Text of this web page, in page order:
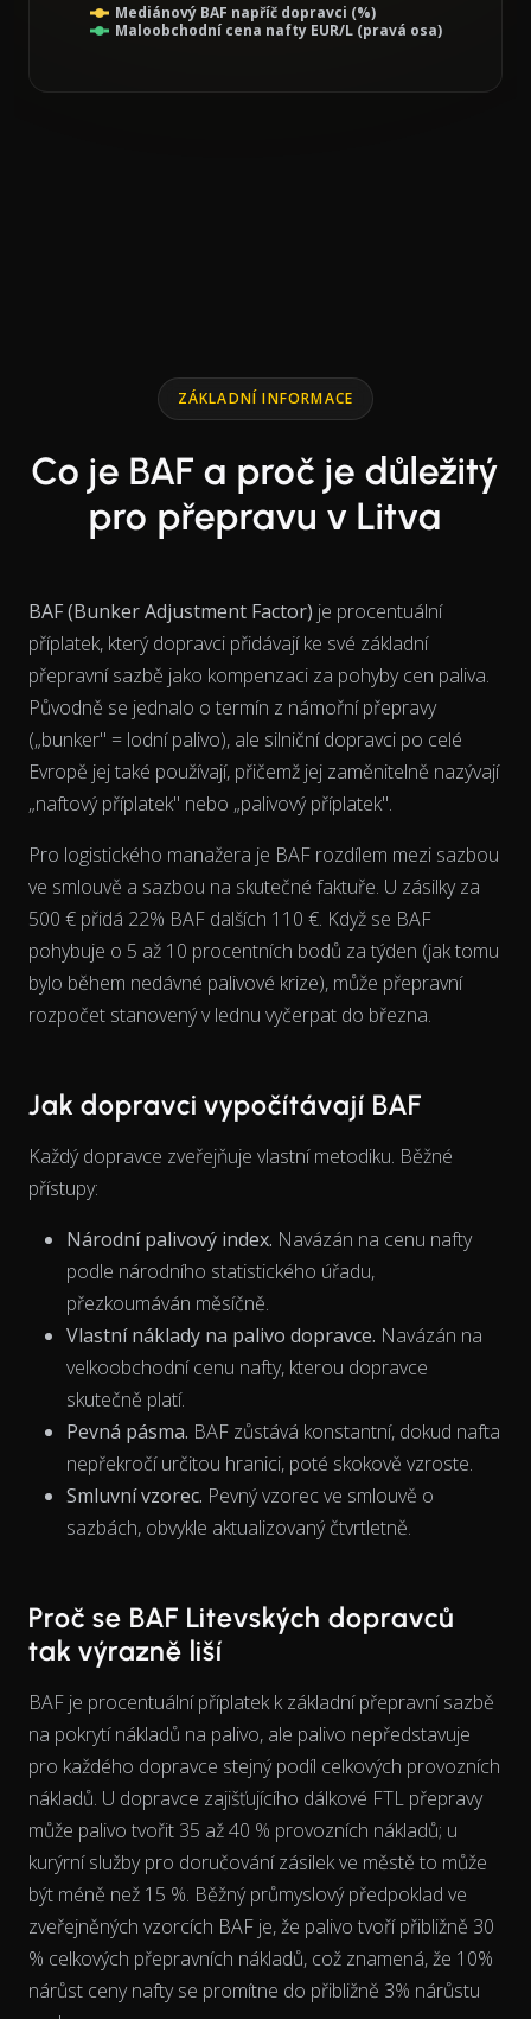
Line chart with 2 lines.
View as data table, Chart
Mediánový BAF napříč dopravci (%)
Maloobchodní cena nafty EUR/L (pravá osa)
ZÁKLADNÍ INFORMACE
Co je BAF a proč je důležitý
pro přepravu v Litva
BAF (Bunker Adjustment Factor) je procentuální
příplatek, který dopravci přidávají ke své základní
přepravní sazbě jako kompenzaci za pohyby cen paliva.
Původně se jednalo o termín z námořní přepravy
(„bunker" = lodní palivo), ale silniční dopravci po celé
Evropě jej také používají, přičemž jej zaměnitelně nazývají
„naftový příplatek" nebo „palivový příplatek".
Pro logistického manažera je BAF rozdílem mezi sazbou
ve smlouvě a sazbou na skutečné faktuře. U zásilky za
500 € přidá 22% BAF dalších 110 €. Když se BAF
pohybuje o 5 až 10 procentních bodů za týden (jak tomu
bylo během nedávné palivové krize), může přepravní
rozpočet stanovený v lednu vyčerpat do března.
Jak dopravci vypočítávají BAF
Každý dopravce zveřejňuje vlastní metodiku. Běžné
přístupy:
Národní palivový index. Navázán na cenu nafty
podle národního statistického úřadu,
přezkoumáván měsíčně.
Vlastní náklady na palivo dopravce. Navázán na
velkoobchodní cenu nafty, kterou dopravce
skutečně platí.
Pevná pásma. BAF zůstává konstantní, dokud nafta
nepřekročí určitou hranici, poté skokově vzroste.
Smluvní vzorec. Pevný vzorec ve smlouvě o
sazbách, obvykle aktualizovaný čtvrtletně.
Proč se BAF Litevských dopravců
tak výrazně liší
BAF je procentuální příplatek k základní přepravní sazbě
na pokrytí nákladů na palivo, ale palivo nepředstavuje
pro každého dopravce stejnýpodíl celkových provozních
nákladů. U dopravce zajišťujícího dálkové FTL přepravy
může palivo tvořit 35 až 40 % provozních nákladů; u
kurýrní služby pro doručování zásilek ve městě to může
být méně než 15 %. Běžný průmyslový předpoklad ve
zveřejněných vzorcích BAF je, že palivo tvoří přibližně 30
% celkových přepravních nákladů, což znamená, že 10%
nárůst ceny nafty se promítne do přibližně 3% nárůstu